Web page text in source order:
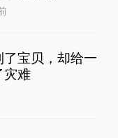
宝贝，却给一
灾难